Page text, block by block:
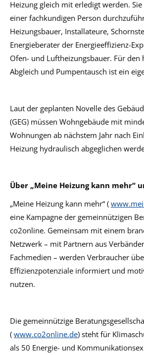
Heizung gleich mit erledigt werden.
einer fachkundigen Person
Heizungsbauer, Installateure,
Energieberater der Energieeffizienz-
Ofen- und Luftheizungsbauer. Für den
Abgleich und Pumpentausch ist ein
Laut der geplanten Novelle des
(GEG) müssen Wohngebäude mit
Wohnungen ab nächstem Jahr nach
Heizung hydraulisch abgeglichen
Über „Meine Heizung kann mehr“
„Meine Heizung kann mehr“ (
eine Kampagne der gemeinnützigen
co2online. Gemeinsam mit einem
Netzwerk – mit Partnern aus
Fachmedien – werden Verbraucher
Effizienzpotenziale informiert und
nutzen.
Die gemeinnützige
( www.co2online.de) steht für
als 50 Energie- und